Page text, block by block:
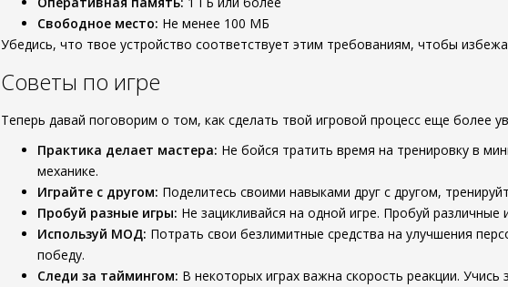
Свободное место: Не менее 100 МБ
Убедись, что твое устройство соответствует этим требованиям, чтобы
Советы по игре
Теперь давай поговорим о том, как сделать твой игровой процесс еще более
Практика делает мастера: Не бойся тратить время на тренировку в
механике.
Играйте с другом: Поделитесь своими навыками друг с другом,
Пробуй разные игры: Не зацикливайся на одной игре. Пробуй
Используй МОД: Потрать свои безлимитные средства на улучшения
победу.
Следи за таймингом: В некоторых играх важна скорость реакции. Учись